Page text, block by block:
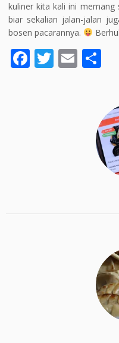
kuliner kita kali ini
biar sekalian jalan-jalan
bosen pacarannya.
F T E
e